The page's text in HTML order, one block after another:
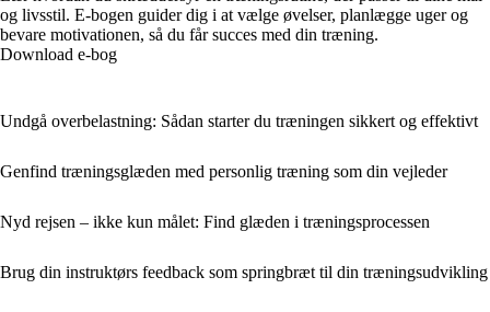
og livsstil. E-bogen guider dig i at vælge øvelser, planlægge uger og
bevare motivationen, så du får succes med din træning.
Download e-bog
Undgå overbelastning: Sådan starter du træningen sikkert og effektivt
Genfind træningsglæden med personlig træning som din vejleder
Nyd rejsen – ikke kun målet: Find glæden i træningsprocessen
Brug din instruktørs feedback som springbræt til din træningsudvikling